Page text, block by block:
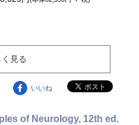
見る
いいね
of Neurology, 12th ed.